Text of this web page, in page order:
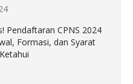
Pendaftaran CPNS 2024
Formasi, dan Syarat